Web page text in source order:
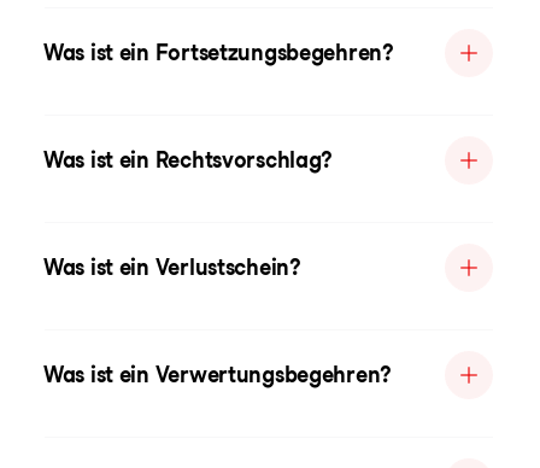
Was ist ein Fortsetzungsbegehren?
Was ist ein Rechtsvorschlag?
Was ist ein Verlustschein?
Was ist ein Verwertungsbegehren?